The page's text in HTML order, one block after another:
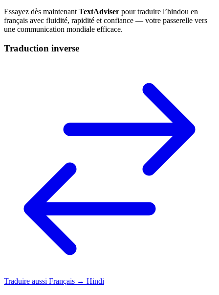
Essayez dès maintenant TextAdviser pour traduire l’hindou en
français avec fluidité, rapidité et confiance — votre passerelle vers
une communication mondiale efficace.
Traduction inverse
Traduire aussi Français → Hindi